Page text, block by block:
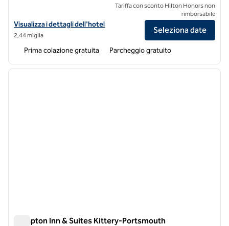
Visualizza i dettagli dell'hotel per Home2 Suites by Hilton Kittery
Visualizza i dettagli dell'hotel
2,44 miglia
Tariffa con sconto Hilton Honors non
rimborsabile
Seleziona date
Prima colazione gratuita Parcheggio gratuito
1 di 12
Hampton Inn & Suites Kittery-Portsmouth